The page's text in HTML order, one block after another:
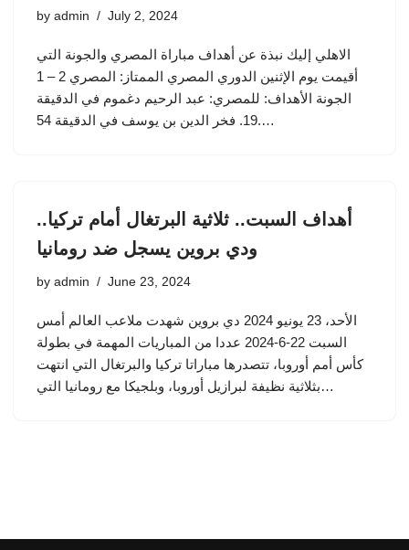
by admin July 2, 2024
الاهلي إليك نبذة عن أهداف مباراة المصري والجونة التي
أقيمت يوم الإثنين الدوري المصري الممتاز: المصري 2 – 1
الجونة الأهداف: للمصري: عبد الرحيم دغموم في الدقيقة
19. فخر الدين بن يوسف في الدقيقة 54.…
أهداف السبت.. ثلاثية البرتغال أمام تركيا..
ودي بروين يسجل ضد رومانيا
by admin June 23, 2024
الأحد، 23 يونيو 2024 دي بروين شهدت ملاعب العالم أمس
السبت 22-6-2024 عددا من المباريات المهمة في بطولة
كأس أمم أوروبا، تتصدرها مباراتا تركيا والبرتغال التي انتهت
بثلاثية نظيفة لبرازيل أوروبا، وبلجيكا مع رومانيا التي…